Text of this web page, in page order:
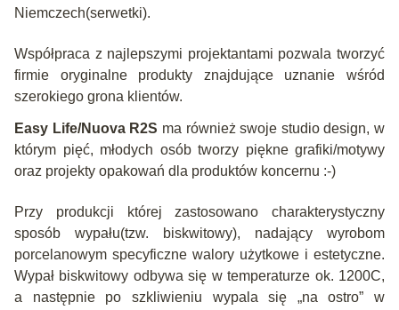
Niemczech(serwetki).
Współpraca z najlepszymi projektantami pozwala tworzyć
firmie oryginalne produkty znajdujące uznanie wśród
szerokiego grona klientów.
Easy Life/Nuova R2S ma również swoje studio design, w
którym pięć, młodych osób tworzy piękne grafiki/motywy
oraz projekty opakowań dla produktów koncernu :-)
Przy produkcji której zastosowano charakterystyczny
sposób wypału(tzw. biskwitowy), nadający wyrobom
porcelanowym specyficzne walory użytkowe i estetyczne.
Wypał biskwitowy odbywa się w temperaturze ok. 1200C,
a następnie po szkliwieniu wypala się „na ostro” w